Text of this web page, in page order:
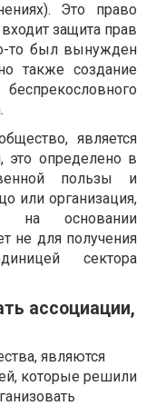
Это право
защита прав
то был вынужден
также создание
является
это определено в
пользы и
или организация,
на основании
не для получения
сектора
ассоциации,
являются
которые решили